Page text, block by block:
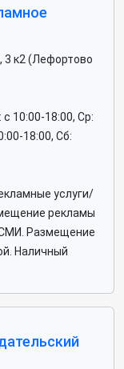
3 к2 (Лефортово
c 10:00-18:00, Ср:
18:00, Сб:
услуги/
рекламы
Размещение
Наличный